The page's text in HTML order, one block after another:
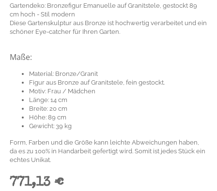
Gartendeko: Bronzefigur Emanuelle auf Granitstele, gestockt 89
cm hoch - Stil modern
Diese Gartenskulptur aus Bronze ist hochwertig verarbeitet und ein
schöner Eye-catcher für Ihren Garten.
Maße:
Material: Bronze/Granit
Figur aus Bronze auf Granitstele, fein gestockt.
Motiv: Frau / Mädchen
Länge: 14 cm
Breite: 20 cm
Höhe: 89 cm
Gewicht: 39 kg
Form, Farben und die Größe kann leichte Abweichungen haben,
da es zu 100% in Handarbeit gefertigt wird. Somit ist jedes Stück ein
echtes Unikat.
771,13 €